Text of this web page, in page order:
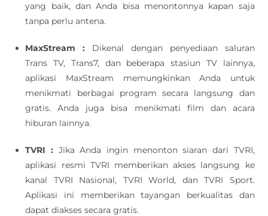
yang baik, dan Anda bisa menontonnya kapan saja
tanpa perlu antena.
MaxStream : Dikenal dengan penyediaan saluran
Trans TV, Trans7, dan beberapa stasiun TV lainnya,
aplikasi MaxStream memungkinkan Anda untuk
menikmati berbagai program secara langsung dan
gratis. Anda juga bisa menikmati film dan acara
hiburan lainnya.
TVRI : Jika Anda ingin menonton siaran dari TVRI,
aplikasi resmi TVRI memberikan akses langsung ke
kanal TVRI Nasional, TVRI World, dan TVRI Sport.
Aplikasi ini memberikan tayangan berkualitas dan
dapat diakses secara gratis.